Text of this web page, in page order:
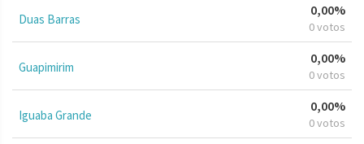
Duas Barras
0,00%
0 votos
Guapimirim
0,00%
0 votos
Iguaba Grande
0,00%
0 votos